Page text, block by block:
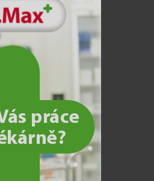
ás práce